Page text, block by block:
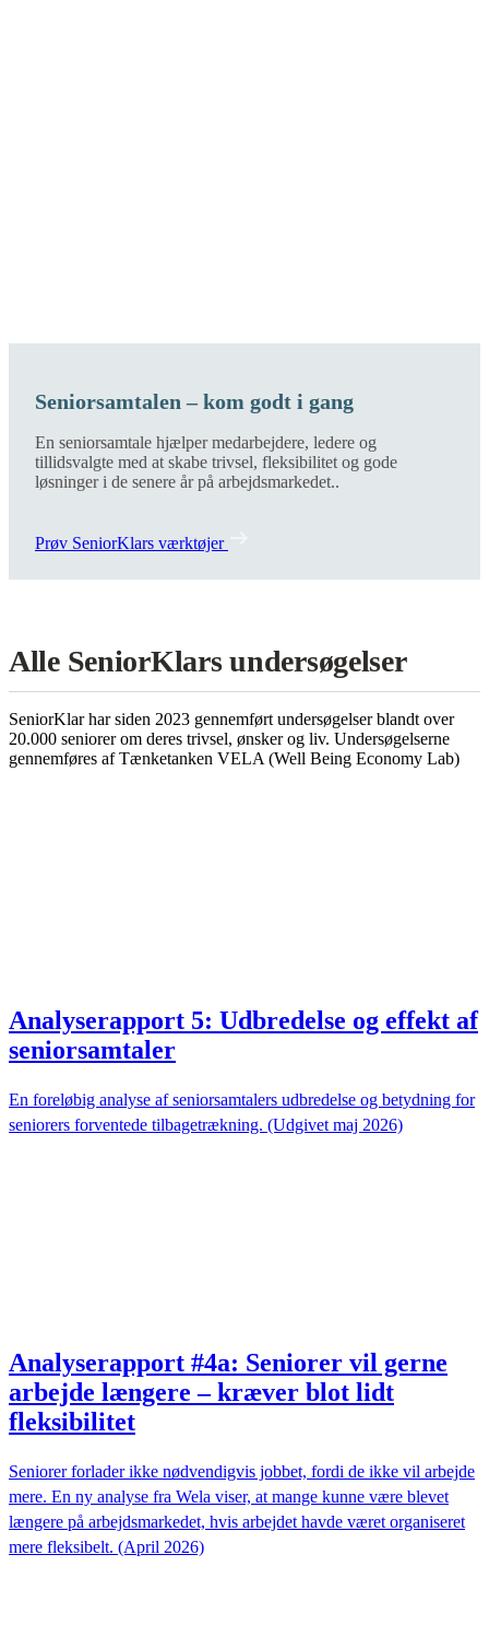
Seniorsamtalen – kom godt i gang
En seniorsamtale hjælper medarbejdere, ledere og
tillidsvalgte med at skabe trivsel, fleksibilitet og gode
løsninger i de senere år på arbejdsmarkedet..
Prøv SeniorKlars værktøjer
Alle SeniorKlars undersøgelser
SeniorKlar har siden 2023 gennemført undersøgelser blandt over
20.000 seniorer om deres trivsel, ønsker og liv. Undersøgelserne
gennemføres af Tænketanken VELA (Well Being Economy Lab)
Analyserapport 5: Udbredelse og effekt af
seniorsamtaler
En foreløbig analyse af seniorsamtalers udbredelse og betydning for
seniorers forventede tilbagetrækning. (Udgivet maj 2026)
Analyserapport #4a: Seniorer vil gerne
arbejde længere – kræver blot lidt
fleksibilitet
Seniorer forlader ikke nødvendigvis jobbet, fordi de ikke vil arbejde
mere. En ny analyse fra Wela viser, at mange kunne være blevet
længere på arbejdsmarkedet, hvis arbejdet havde været organiseret
mere fleksibelt. (April 2026)